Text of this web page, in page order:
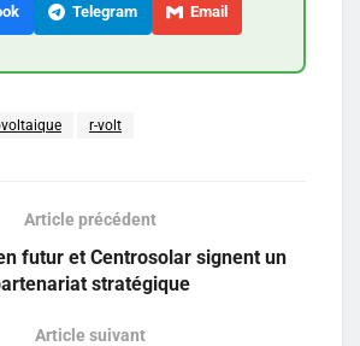
Telegram Email
r-volt
Article précédent
futur et Centrosolar signent un
stratégique
Article suivant